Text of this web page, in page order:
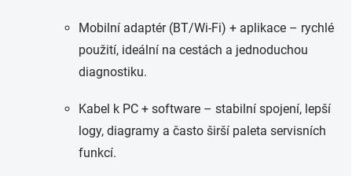
Mobilní adaptér (BT/Wi-Fi) + aplikace – rychlé
použití, ideální na cestách a jednoduchou
diagnostiku.
Kabel k PC + software – stabilní spojení, lepší
logy, diagramy a často širší paleta servisních
funkcí.